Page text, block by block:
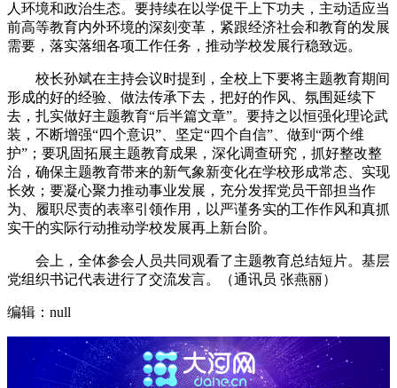
人环境和政治生态。要持续在以学促干上下功夫，主动适应当
前高等教育内外环境的深刻变革，紧跟经济社会和教育的发展
需要，落实落细各项工作任务，推动学校发展行稳致远。
校长孙斌在主持会议时提到，全校上下要将主题教育期间
形成的好的经验、做法传承下去，把好的作风、氛围延续下
去，扎实做好主题教育“后半篇文章”。要持之以恒强化理论武
装，不断增强“四个意识”、坚定“四个自信”、做到“两个维
护”；要巩固拓展主题教育成果，深化调查研究，抓好整改整
治，确保主题教育带来的新气象新变化在学校形成常态、实现
长效；要凝心聚力推动事业发展，充分发挥党员干部担当作
为、履职尽责的表率引领作用，以严谨务实的工作作风和真抓
实干的实际行动推动学校发展再上新台阶。
会上，全体参会人员共同观看了主题教育总结短片。基层
党组织书记代表进行了交流发言。（通讯员 张燕丽）
编辑：null